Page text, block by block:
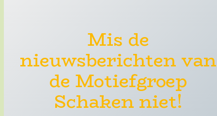
Mis de
nieuwsberichten van
de Motiefgroep
Schaken niet!